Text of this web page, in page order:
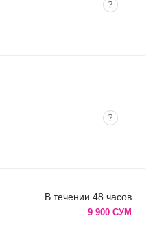
В течении 48 часов
9 900 СУМ